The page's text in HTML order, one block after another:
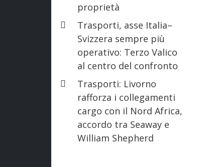
proprietà
Trasporti, asse Italia–
Svizzera sempre più
operativo: Terzo Valico
al centro del confronto
Trasporti: Livorno
rafforza i collegamenti
cargo con il Nord Africa,
accordo tra Seaway e
William Shepherd